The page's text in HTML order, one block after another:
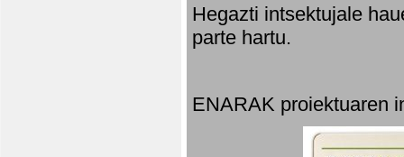
Hegazti intsektujale
parte hartu.
ENARAK proiektuaren